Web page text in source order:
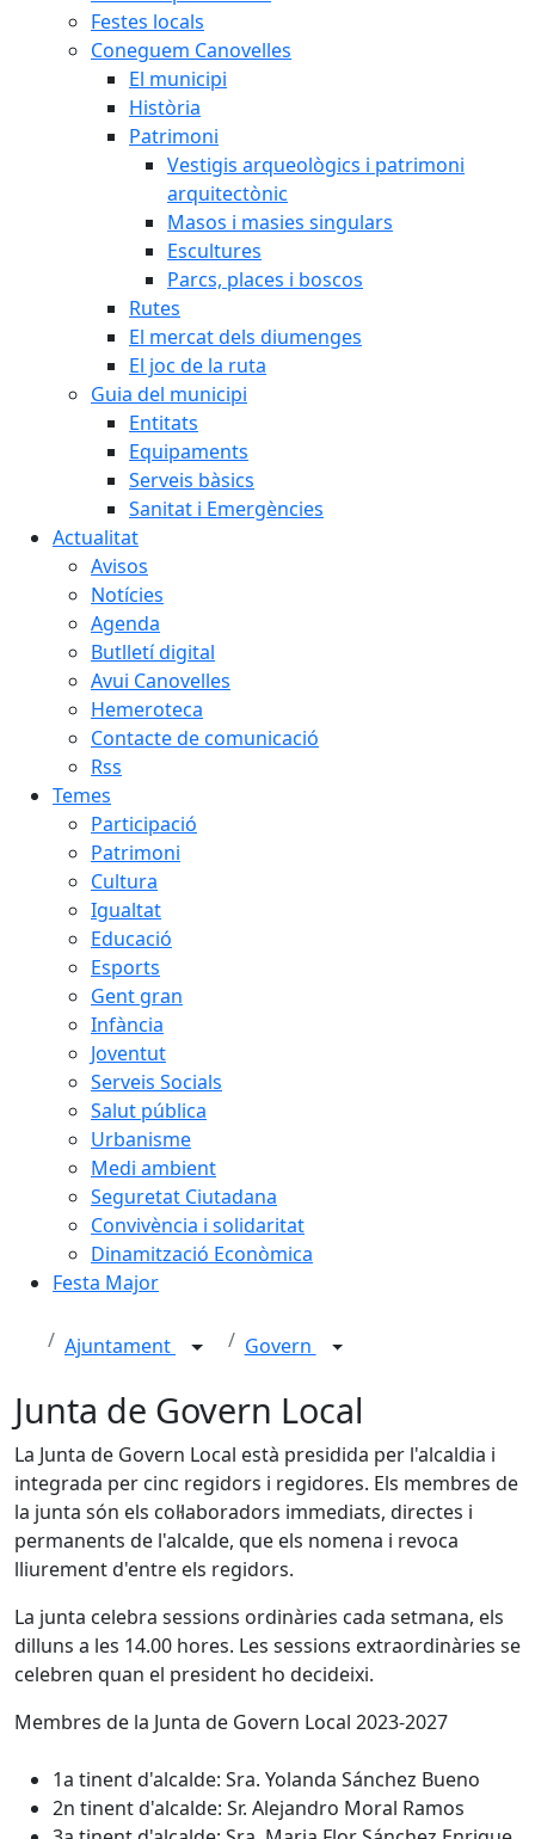
Festes locals
Coneguem Canovelles
El municipi
Història
Patrimoni
Vestigis arqueològics i patrimoni
arquitectònic
Masos i masies singulars
Escultures
Parcs, places i boscos
Rutes
El mercat dels diumenges
El joc de la ruta
Guia del municipi
Entitats
Equipaments
Serveis bàsics
Sanitat i Emergències
Actualitat
Avisos
Notícies
Agenda
Butlletí digital
Avui Canovelles
Hemeroteca
Contacte de comunicació
Rss
Temes
Participació
Patrimoni
Cultura
Igualtat
Educació
Esports
Gent gran
Infància
Joventut
Serveis Socials
Salut pública
Urbanisme
Medi ambient
Seguretat Ciutadana
Convivència i solidaritat
Dinamització Econòmica
Festa Major
Ajuntament Govern
Junta de Govern Local
La Junta de Govern Local està presidida per l'alcaldia i
integrada per cinc regidors i regidores. Els membres de
la junta són els col·laboradors immediats, directes i
permanents de l'alcalde, que els nomena i revoca
lliurement d'entre els regidors.
La junta celebra sessions ordinàries cada setmana, els
dilluns a les 14.00 hores. Les sessions extraordinàries se
celebren quan el president ho decideixi.
Membres de la Junta de Govern Local 2023-2027
1a tinent d'alcalde: Sra. Yolanda Sánchez Bueno
2n tinent d'alcalde: Sr. Alejandro Moral Ramos